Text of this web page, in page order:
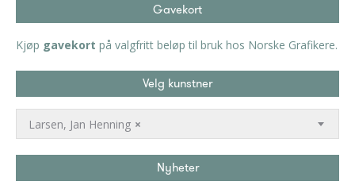
Gavekort
Kjøp gavekort på valgfritt beløp til bruk hos Norske Grafikere.
Velg kunstner
×
Larsen, Jan Henning
Nyheter